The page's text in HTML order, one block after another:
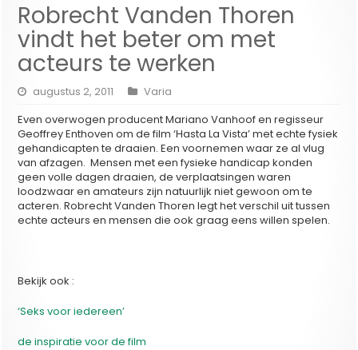
Robrecht Vanden Thoren
vindt het beter om met
acteurs te werken
augustus 2, 2011
Varia
Even overwogen producent Mariano Vanhoof en regisseur
Geoffrey Enthoven om de film ‘Hasta La Vista’ met echte fysiek
gehandicapten te draaien. Een voornemen waar ze al vlug
van afzagen. Mensen met een fysieke handicap konden
geen volle dagen draaien, de verplaatsingen waren
loodzwaar en amateurs zijn natuurlijk niet gewoon om te
acteren. Robrecht Vanden Thoren legt het verschil uit tussen
echte acteurs en mensen die ook graag eens willen spelen.
Bekijk ook :
‘Seks voor iedereen’
de inspiratie voor de film